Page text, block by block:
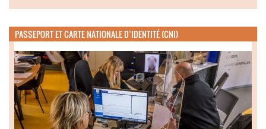
PASSEPORT ET CARTE NATIONALE D’IDENTITÉ (CNI)